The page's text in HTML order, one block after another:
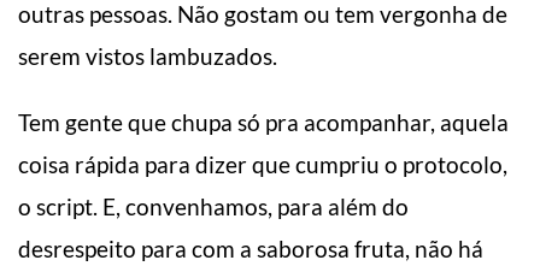
outras pessoas. Não gostam ou tem vergonha de
serem vistos lambuzados.
Tem gente que chupa só pra acompanhar, aquela
coisa rápida para dizer que cumpriu o protocolo,
o script. E, convenhamos, para além do
desrespeito para com a saborosa fruta, não há